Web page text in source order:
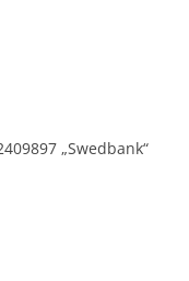
„Swedbank“